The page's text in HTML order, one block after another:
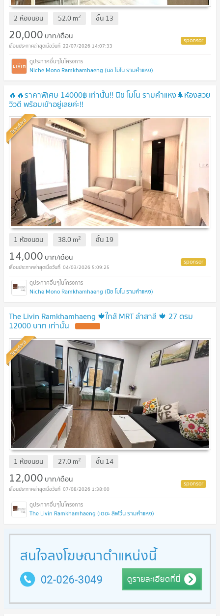
2 ห้องนอน 52.0m2 ชั้น 13
20,000 บาท/เดือน
22/07/2026 14:07:33
Niche Mono Ramkhamhaeng (นิช โมโน รามคำแหง)
🔥🔥ราคาพิเศษ 14000฿ เท่านั้น!! นิช โมโน รามคำแหง🌲ห้องสวย
วิวดี พร้อมเข้าอยู่เลยค่ะ!!
Standard
1 ห้องนอน 38.0m2 ชั้น 19
14,000 บาท/เดือน
04/03/2026 5:09:25
Niche Mono Ramkhamhaeng (นิช โมโน รามคำแหง)
The Livin Ramkhamhaeng 🍁ใกล้ MRT ลำสาลี 🍁 27 ตรม
12000 บาท เท่านั้น
Standard
1 ห้องนอน 27.0m2 ชั้น 14
12,000 บาท/เดือน
07/08/2026 1:38:00
The Livin Ramkhamhaeng (เดอะ ลิฟวิ่น รามคำแหง)